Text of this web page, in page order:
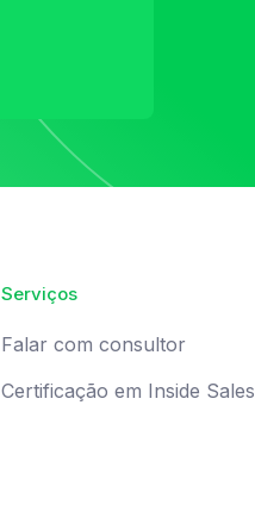
Serviços
Falar com consultor
Certificação em Inside Sales